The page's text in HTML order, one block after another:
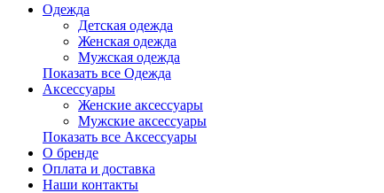
Одежда
Детская одежда
Женская одежда
Мужская одежда
Показать все Одежда
Аксессуары
Женские аксессуары
Мужские аксессуары
Показать все Аксессуары
О бренде
Оплата и доставка
Наши контакты